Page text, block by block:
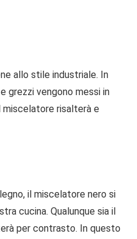
allo stile industriale. In
grezzi vengono messi in
miscelatore risalterà e
il miscelatore nero si
cucina. Qualunque sia il
per contrasto. In questo